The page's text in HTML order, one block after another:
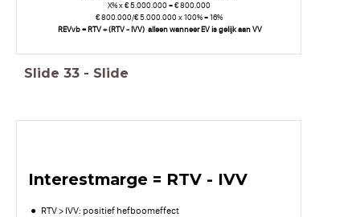
X% x € 5.000.000 = € 800.000
€ 800.000/€ 5.000.000 x 100% = 16%
REVvb = RTV + (RTV - IVV) alleen wanneer EV is gelijk aan VV
Slide 33 - Slide
Interestmarge = RTV - IVV
RTV > IVV: positief hefboomeffect